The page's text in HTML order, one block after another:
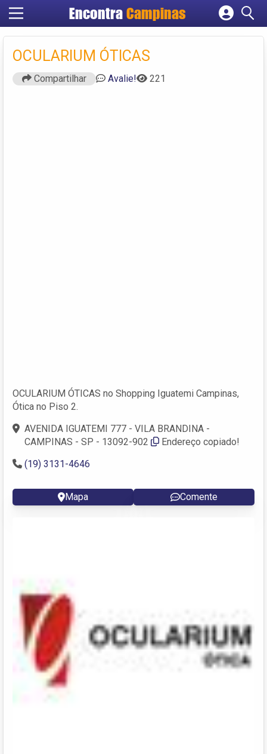
Encontra Campinas
Cadastrar empresa
Criar conta
OCULARIUM ÓTICAS
Compartilhar Avalie! 221
OCULARIUM ÓTICAS no Shopping Iguatemi Campinas,
Ótica no Piso 2.
AVENIDA IGUATEMI 777 - VILA BRANDINA -
CAMPINAS - SP - 13092-902
Endereço copiado!
(19) 3131-4646
Mapa Comente